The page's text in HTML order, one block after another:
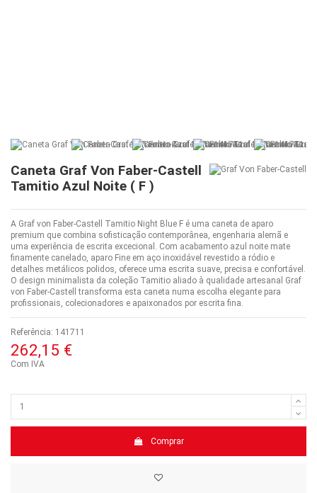
Caneta Graf Von Faber-Castell
Tamitio Azul Noite ( F )
A Graf von Faber-Castell Tamitio Night Blue F é uma caneta de aparo
premium que combina sofisticação contemporânea, engenharia alemã e
uma experiência de escrita excecional. Com acabamento azul noite mate
finamente canelado, aparo Fine em aço inoxidável revestido a ródio e
detalhes metálicos polidos, oferece uma escrita suave, precisa e confortável.
O design minimalista da coleção Tamitio aliado à qualidade artesanal Graf
von Faber-Castell transforma esta caneta numa escolha elegante para
profissionais, colecionadores e apaixonados por escrita fina.
Referência: 141711
262,15 €
Com IVA
Comprar